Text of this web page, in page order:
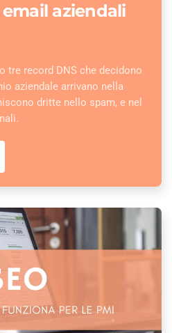
aziendali
tre record DNS che decidono
aziendale arrivano nella
dritte nello spam, e nel